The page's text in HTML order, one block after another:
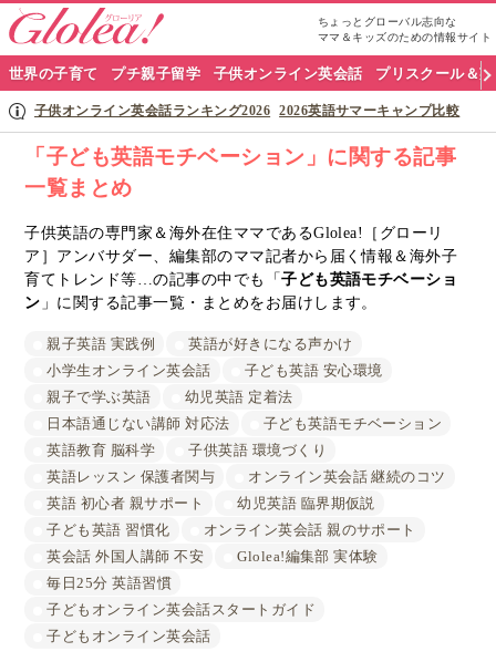
ちょっとグローバル志向な
ママ＆キッズのための情報サイト
グ
ロ
リ
ア
ナ
ビ
世界の子育て プチ親子留学 子供オンライン英会話 プリスクール＆
子供オンライン英会話ランキング2026 2026英語サマーキャンプ比較
「子ども英語モチベーション」に関する記事
一覧まとめ
子供英語の専門家＆海外在住ママであるGlolea!［グローリ
ア］アンバサダー、編集部のママ記者から届く情報＆海外子
育てトレンド等…の記事の中でも「子ども英語モチベーショ
ン 」に関する記事一覧・まとめをお届けします。
親子英語 実践例
英語が好きになる声かけ
小学生オンライン英会話
子ども英語 安心環境
親子で学ぶ英語
幼児英語 定着法
日本語通じない講師 対応法
子ども英語モチベーション
英語教育 脳科学
子供英語 環境づくり
英語レッスン 保護者関与
オンライン英会話 継続のコツ
英語 初心者 親サポート
幼児英語 臨界期仮説
子ども英語 習慣化
オンライン英会話 親のサポート
英会話 外国人講師 不安
Glolea!編集部 実体験
毎日25分 英語習慣
子どもオンライン英会話スタートガイド
子どもオンライン英会話